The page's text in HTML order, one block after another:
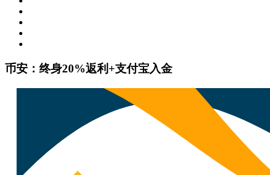
币安：终身20%返利+支付宝入金